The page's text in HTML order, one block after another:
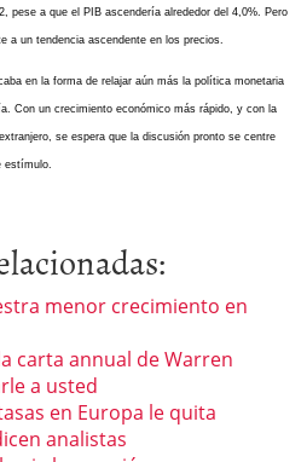
pese a que el PIB ascendería alrededor del 4,0%. Pero
a un tendencia ascendente en los precios.
en la forma de relajar aún más la política monetaria
Con un crecimiento económico más rápido, y con la
se espera que la discusión pronto se centre
estímulo.
menor crecimiento en
carta annual de Warren
a usted
en Europa le quita
analistas